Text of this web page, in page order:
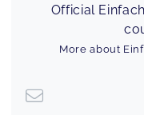
Herbstspecial
Es war total
Official
More about